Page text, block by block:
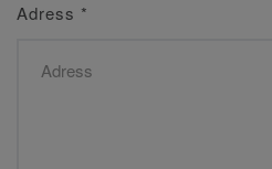
Adress *